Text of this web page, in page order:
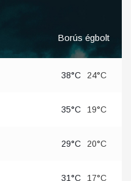
Borús égbolt
38°C 24°C
35°C 19°C
29°C 20°C
31°C 17°C